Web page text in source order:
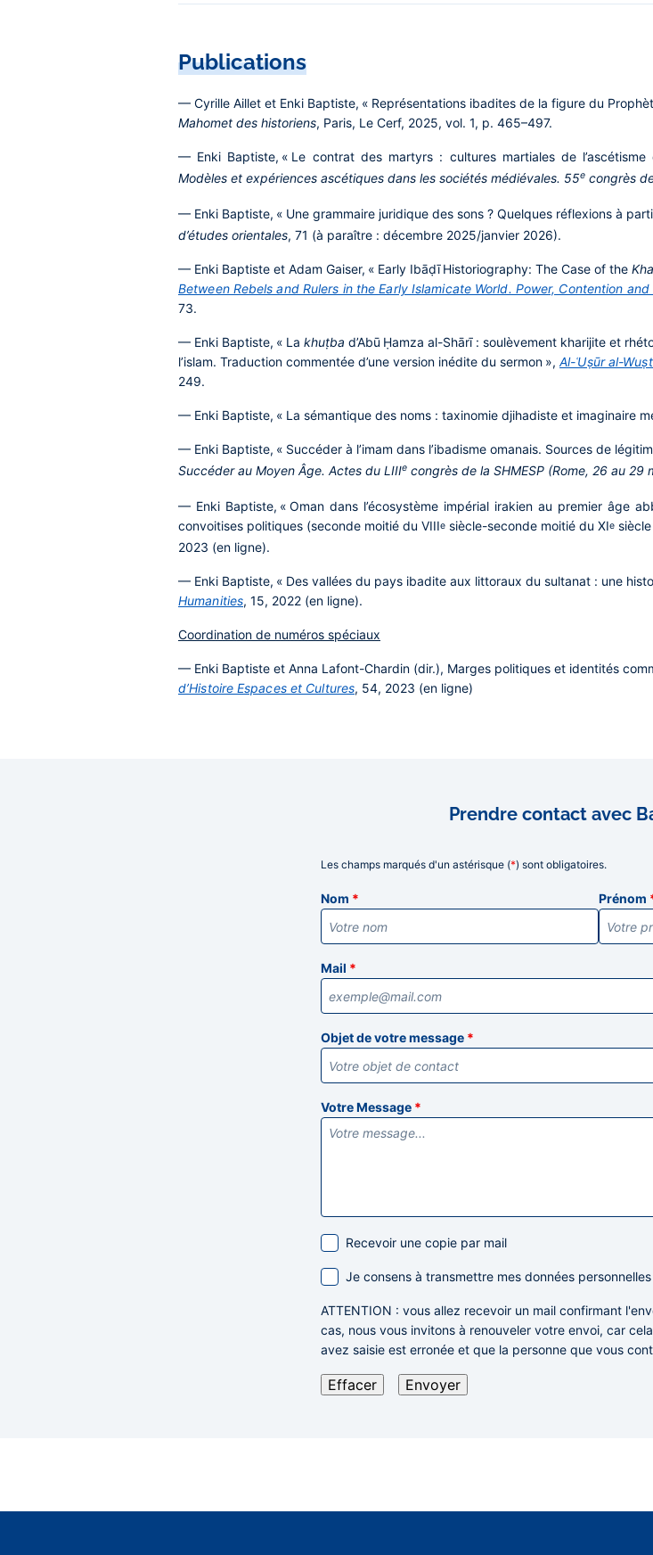
Publications
— Cyrille Aillet et Enki Baptiste, « Représentations ibadites de la figure du
Mahomet des historiens, Paris, Le Cerf, 2025, vol. 1, p. 465–497.
— Enki Baptiste, « Le contrat des martyrs : cultures martiales de l’ascétisme
Modèles et expériences ascétiques dans les sociétés médiévales. 55e congrès
— Enki Baptiste, « Une grammaire juridique des sons ? Quelques réflexions à
d’études orientales, 71 (à paraître : décembre 2025/janvier 2026).
— Enki Baptiste et Adam Gaiser, « Early Ibāḍī Historiography: The Case of the
Between Rebels and Rulers in the Early Islamicate World. Power, Contention
73.
— Enki Baptiste, « La khuṭba d’Abū Ḥamza al-Shārī : soulèvement kharijite et
l’islam. Traduction commentée d’une version inédite du sermon », Al-ʿUṣūr al-
249.
— Enki Baptiste, « La sémantique des noms : taxinomie djihadiste et imaginaire
— Enki Baptiste, « Succéder à l’imam dans l’ibadisme omanais. Sources de
Succéder au Moyen Âge. Actes du LIIIe congrès de la SHMESP (Rome, 26 au 29
— Enki Baptiste, « Oman dans l’écosystème impérial irakien au premier âge
convoitises politiques (seconde moitié du VIIIe siècle-seconde moitié du XIe
2023 (en ligne).
— Enki Baptiste, « Des vallées du pays ibadite aux littoraux du sultanat : une
Humanities, 15, 2022 (en ligne).
Coordination de numéros spéciaux
— Enki Baptiste et Anna Lafont-Chardin (dir.), Marges politiques et identités
d’Histoire Espaces et Cultures, 54, 2023 (en ligne)
Prendre contact avec
Les champs marqués d'un astérisque (*) sont obligatoires.
Nom * Prénom
Mail *
Objet de votre message *
Votre Message *
Recevoir une copie par mail
Je consens à transmettre mes données
ATTENTION : vous allez recevoir un mail confirmant
cas, nous vous invitons à renouveler votre envoi, car
avez saisie est erronée et que la personne que vous